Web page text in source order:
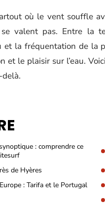
où le vent souffle
valent pas. Entre la
et la fréquentation de la
et le plaisir sur l’eau.
delà.
: comprendre ce
de Hyères
: Tarifa et le Portugal